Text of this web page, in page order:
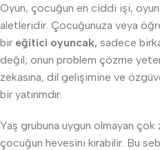
Oyun, çocuğun en ciddi işi,
aletleridir. Çocuğunuza veya
bir eğitici oyuncak, sadece
değil; onun problem çözme
zekasına, dil gelişimine ve
bir yatırımdır.
Yaş grubuna uygun olmayan
çocuğun hevesini kırabilir. Bu